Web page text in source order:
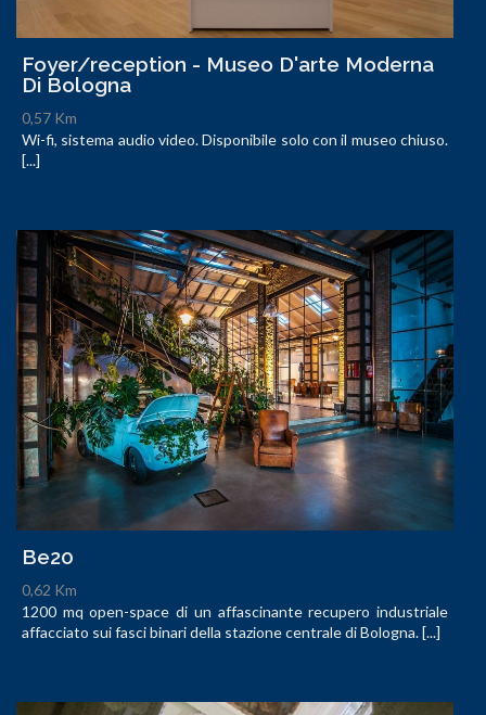
Foyer/reception - Museo D'arte Moderna
Di Bologna
0,57 Km
Wi-fi, sistema audio video. Disponibile solo con il museo chiuso.
[...]
Be20
0,62 Km
1200 mq open-space di un affascinante recupero industriale
affacciato sui fasci binari della stazione centrale di Bologna. [...]